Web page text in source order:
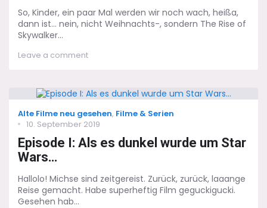
So, Kinder, ein paar Mal werden wir noch wach, heißa,
dann ist... nein, nicht Weihnachts-, sondern The Rise of
Skywalker...
Leave a commenton
schon
Weihnachten?
Lego-
Adventskalender
2019…
Categories
Alte Filme neu gesehen, Filme & Serien
Posted
10. September 2019
Episode I: Als es dunkel wurde um Star
Wars…
Hallolo! Michse sind zeitgereist. Zurück, zurück, laaange
Reise gemacht. Habe superheftig Film geguckigucki.
Gesehen hab...